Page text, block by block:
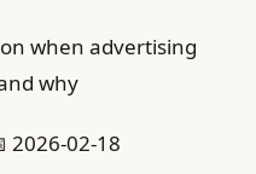
on when advertising
why
2026-02-18